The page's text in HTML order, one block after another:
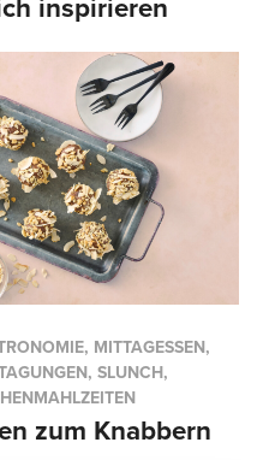
MITTAGESSEN,
SLUNCH,
zum Knabbern